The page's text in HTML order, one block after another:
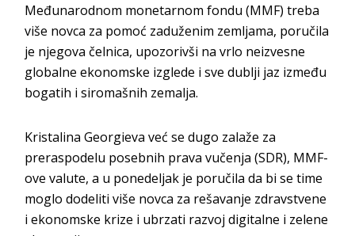
Međunarodnom monetarnom fondu (MMF) treba
više novca za pomoć zaduženim zemljama, poručila
je njegova čelnica, upozorivši na vrlo neizvesne
globalne ekonomske izglede i sve dublji jaz između
bogatih i siromašnih zemalja.
Kristalina Georgieva već se dugo zalaže za
preraspodelu posebnih prava vučenja (SDR), MMF-
ove valute, a u ponedeljak je poručila da bi se time
moglo dodeliti više novca za rešavanje zdravstvene
i ekonomske krize i ubrzati razvoj digitalne i zelene